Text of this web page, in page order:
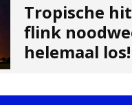
Tropische
flink
helemaal los!